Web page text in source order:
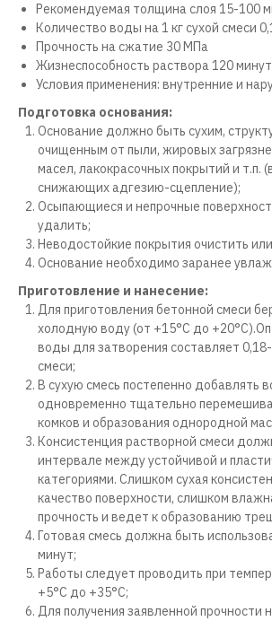
Рекомендуемая толщина слоя 15-100
Количество воды на 1 кг сухой смеси
Прочность на сжатие 30 МПа
Жизнеспособность раствора 120 минут
Условия применения: внутренние и
Подготовка основания:
Основание должно быть сухим,
очищенным от пыли, жировых
масел, лакокрасочных покрытий и т.п.
снижающих адгезию-сцепление);
Осыпающиеся и непрочные
удалить;
Неводостойкие покрытия очистить
Основание необходимо заранее
Приготовление и нанесение:
Для приготовления бетонной смеси
холодную воду (от +15°С до
воды для затворения составляет 0,18-
смеси;
В сухую смесь постепенно добавлять
одновременно тщательно
комков и образования однородной
Консистенция растворной смеси
интервале между устойчивой и
категориями. Слишком сухая
качество поверхности, слишком
прочность и ведет к образованию
Готовая смесь должна быть
минут;
Работы следует проводить при
+5°С до +35°С;
Для получения заявленной прочности